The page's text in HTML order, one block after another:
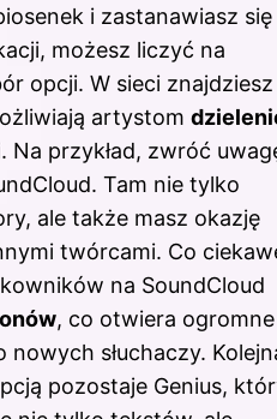
i zastanawiasz się
możesz liczyć na
opcji. W sieci znajdziesz
artystom
. Na przykład, zwróć
Tam nie tylko
ale także masz okazję
twórcami. Co
na SoundCloud
, co otwiera ogromne
słuchaczy.
pozostaje Genius,